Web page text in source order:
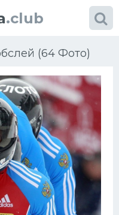
.club
(64 Фото)